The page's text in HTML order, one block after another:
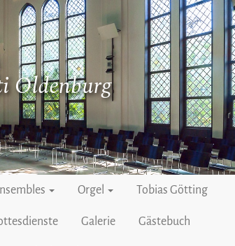
Oldenburg
Orgel Tobias Götting
Galerie Gästebuch